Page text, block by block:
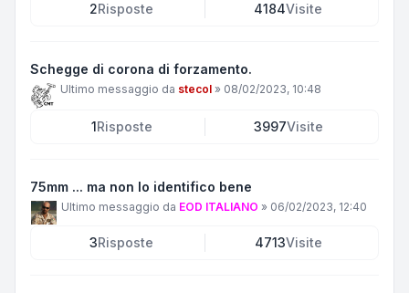
2Risposte 4184Visite
Schegge di corona di forzamento.
Ultimo messaggio da stecol » 08/02/2023, 10:48
1Risposte 3997Visite
75mm ... ma non lo identifico bene
Ultimo messaggio da EOD ITALIANO » 06/02/2023, 12:40
3Risposte 4713Visite